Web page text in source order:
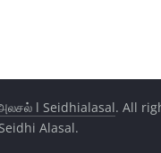
l Seidhialasal. All
Alasal.